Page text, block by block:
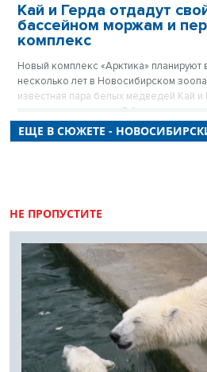
Кай и Герда отдадут
бассейном моржам и
комплекс
Новый комплекс «Арктика»
несколько лет в Новосибирском
известная пара белых медведей Кай
совы, волки и песцы. Об этом
«Новосибирских новостей» директор
Андрей Шило.
ЕЩЕ В СЮЖЕТЕ -
НЕ ПРОПУСТИТЕ